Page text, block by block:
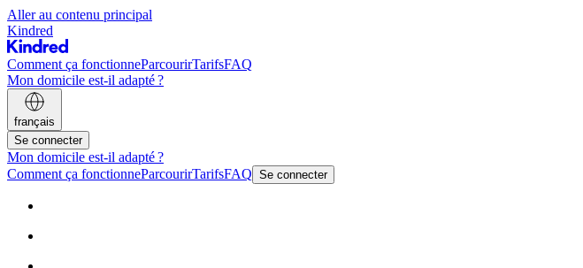
Aller au contenu principal
Kindred
Comment ça fonctionneParcourirTarifsFAQ
Mon domicile est-il adapté ?
français
Se connecter
Mon domicile est-il adapté ?
Comment ça fonctionneParcourirTarifsFAQ Se connecter